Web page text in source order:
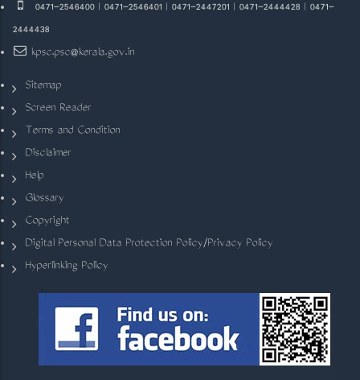
0471-2546400 | 0471-2546401 | 0471-2447201 | 0471-2444428 | 0471-
2444438
kpsc.psc@kerala.gov.in
Sitemap
Screen Reader
Terms and Condition
Disclaimer
Help
Glossary
Copyright
Digital Personal Data Protection Policy/Privacy Policy
Hyperlinking Policy